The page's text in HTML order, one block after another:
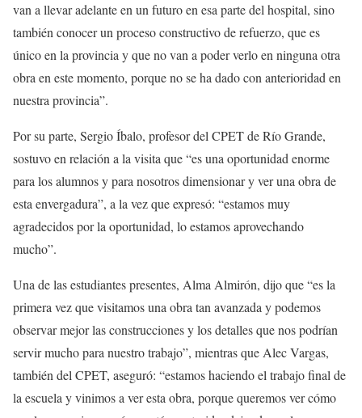
van a llevar adelante en un futuro en esa parte del hospital, sino
también conocer un proceso constructivo de refuerzo, que es
único en la provincia y que no van a poder verlo en ninguna otra
obra en este momento, porque no se ha dado con anterioridad en
nuestra provincia”.
Por su parte, Sergio Íbalo, profesor del CPET de Río Grande,
sostuvo en relación a la visita que “es una oportunidad enorme
para los alumnos y para nosotros dimensionar y ver una obra de
esta envergadura”, a la vez que expresó: “estamos muy
agradecidos por la oportunidad, lo estamos aprovechando
mucho”.
Una de las estudiantes presentes, Alma Almirón, dijo que “es la
primera vez que visitamos una obra tan avanzada y podemos
observar mejor las construcciones y los detalles que nos podrían
servir mucho para nuestro trabajo”, mientras que Alec Vargas,
también del CPET, aseguró: “estamos haciendo el trabajo final de
la escuela y vinimos a ver esta obra, porque queremos ver cómo